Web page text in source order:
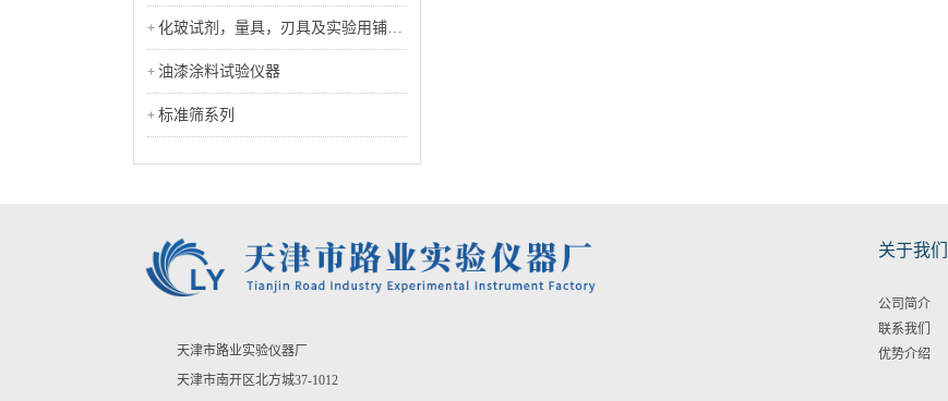
化玻试剂，量具，刃具及实验用铺助
工具类
油漆涂料试验仪器
标准筛系列
天津市路业实验仪器厂
天津市南开区北方城37-1012
关于我们
公司简介
联系我们
优势介绍